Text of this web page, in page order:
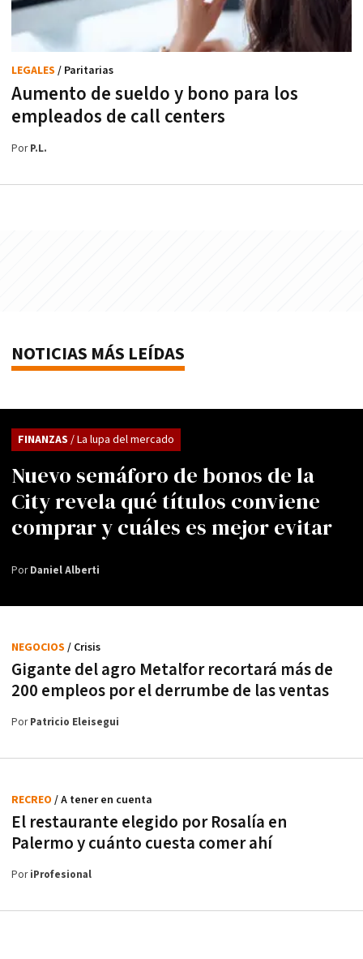
Aumento de sueldo y bono para los
empleados de call centers
LEGALES / Paritarias
PorP.L.
NOTICIAS MÁS LEÍDAS
Nuevo semáforo de bonos de la
City revela qué títulos conviene
comprar y cuáles es mejor evitar
FINANZAS / La lupa del mercado
PorDaniel Alberti
Gigante del agro Metalfor recortará más de
200 empleos por el derrumbe de las ventas
NEGOCIOS / Crisis
PorPatricio Eleisegui
El restaurante elegido por Rosalía en
Palermo y cuánto cuesta comer ahí
RECREO / A tener en cuenta
PoriProfesional